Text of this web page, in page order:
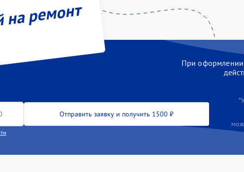
ремонт
При оформлении
Отправить заявку и получить 1500 ₽